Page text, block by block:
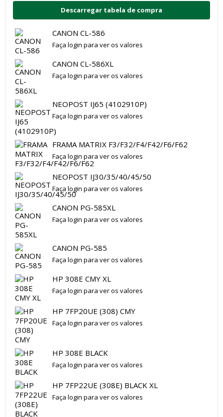
Descarregar tabela de compra
CANON CL-586
Faça login para ver os valores
CANON CL-586XL
Faça login para ver os valores
NEOPOST IJ65 (4102910P)
Faça login para ver os valores
FRAMA MATRIX F3/F32/F4/F42/F6/F62
Faça login para ver os valores
NEOPOST IJ30/35/40/45/50
Faça login para ver os valores
CANON PG-585XL
Faça login para ver os valores
CANON PG-585
Faça login para ver os valores
HP 308E CMY XL
Faça login para ver os valores
HP 7FP20UE (308) CMY
Faça login para ver os valores
HP 308E BLACK
Faça login para ver os valores
HP 7FP22UE (308E) BLACK XL
Faça login para ver os valores